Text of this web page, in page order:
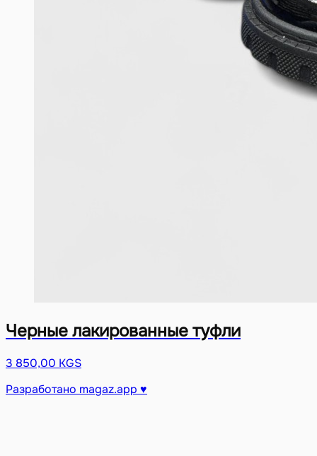
Черные лакированные туфли
3 850,00 KGS
Разработано magaz.app ♥︎